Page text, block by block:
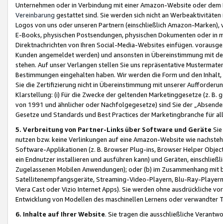
Unternehmen oder in Verbindung mit einer Amazon-Website oder
Vereinbarung gestattet sind. Sie werden sich nicht an
Logos von uns oder unseren Partnern (einschließlich Amazon-
E-Books, physischen Postsendungen, physischen Dokumenten oder in
Direktnachrichten von Ihren Social-Media-Websites einfügen.
Kunden angemeldet werden) und ansonsten in Übereinstimmung mit
stehen. Auf unser Verlangen stellen Sie uns repräsentative
Bestimmungen eingehalten haben. Wir werden die Form und den
Sie die Zertifizierung nicht in Übereinstimmung mit unserer
Klarstellung: (i) Für die Zwecke der geltenden Marketinggesetze (z. B.
von 1991 und ähnlicher oder Nachfolgegesetze) sind Sie der
Gesetze und Standards und Best Practices der Marketingbranche für
5. Verbreitung von Partner-Links über Software und Geräte
nutzen bzw. keine Verlinkungen auf eine Amazon-Website wie
Software-Applikationen (z. B. Browser Plug-ins, Browser Helper
ein Endnutzer installieren und ausführen kann) und Geräten,
Zugelassenen Mobilen Anwendungen); oder (b) im Zusammenhang
Satellitenempfangsgeräte, Streaming-Video-Playern, Blu-Ray-
Viera Cast oder Vizio Internet Apps). Sie werden ohne ausdrückliche
Entwicklung von Modellen des maschinellen Lernens oder
6. Inhalte auf Ihrer Website. Sie tragen die ausschließliche